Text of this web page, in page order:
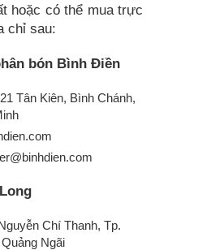
hoặc có thể mua trực
chỉ sau:
bón Bình Điền
Tân Kiên, Bình Chánh,
Chí Thanh, Tp.
Ngãi